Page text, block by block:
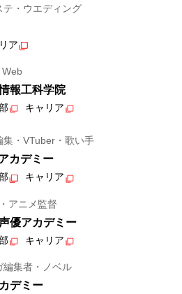
・ウエディング
ア
Web
報工科学院
キャリア
・VTuber・歌い手
カデミー
キャリア
アニメ監督
優アカデミー
キャリア
編集者・ノベル
デミー